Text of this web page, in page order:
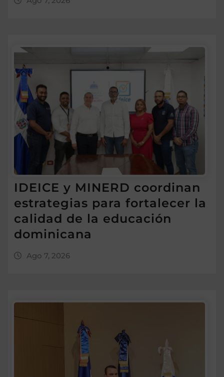
IDEICE y MINERD coordinan
estrategias para fortalecer la
calidad de la educación
dominicana
Ago 7, 2026